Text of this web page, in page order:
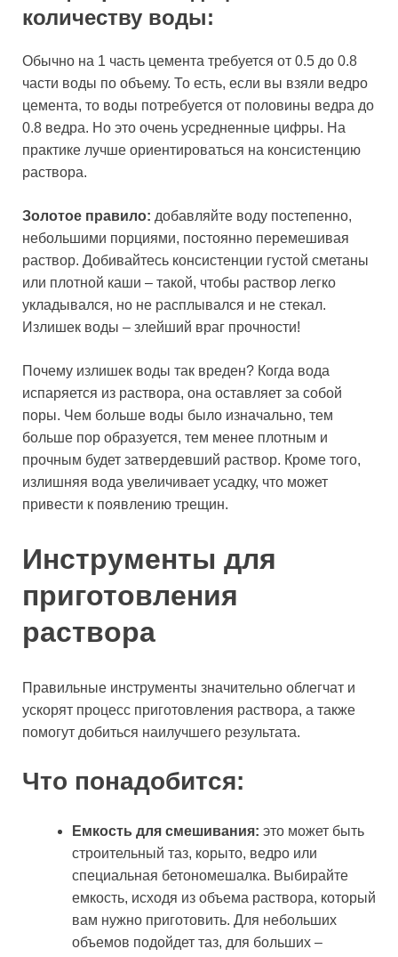
количеству воды:
Обычно на 1 часть цемента требуется от 0.5 до 0.8
части воды по объему. То есть, если вы взяли ведро
цемента, то воды потребуется от половины ведра до
0.8 ведра. Но это очень усредненные цифры. На
практике лучше ориентироваться на консистенцию
раствора.
Золотое правило: добавляйте воду постепенно,
небольшими порциями, постоянно перемешивая
раствор. Добивайтесь консистенции густой сметаны
или плотной каши – такой, чтобы раствор легко
укладывался, но не расплывался и не стекал.
Излишек воды – злейший враг прочности!
Почему излишек воды так вреден? Когда вода
испаряется из раствора, она оставляет за собой
поры. Чем больше воды было изначально, тем
больше пор образуется, тем менее плотным и
прочным будет затвердевший раствор. Кроме того,
излишняя вода увеличивает усадку, что может
привести к появлению трещин.
Инструменты для
приготовления
раствора
Правильные инструменты значительно облегчат и
ускорят процесс приготовления раствора, а также
помогут добиться наилучшего результата.
Что понадобится:
Емкость для смешивания: это может быть
строительный таз, корыто, ведро или
специальная бетономешалка. Выбирайте
емкость, исходя из объема раствора, который
вам нужно приготовить. Для небольших
объемов подойдет таз, для больших –